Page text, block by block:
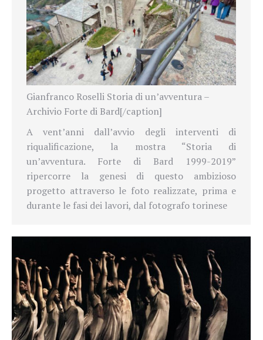
Gianfranco Roselli Storia di un’avventura –
Archivio Forte di Bard[/caption]
A vent’anni dall’avvio degli interventi di
riqualificazione, la mostra “Storia di
un’avventura. Forte di Bard 1999-2019”
ripercorre la genesi di questo ambizioso
progetto attraverso le foto realizzate, prima e
durante le fasi dei lavori, dal fotografo torinese